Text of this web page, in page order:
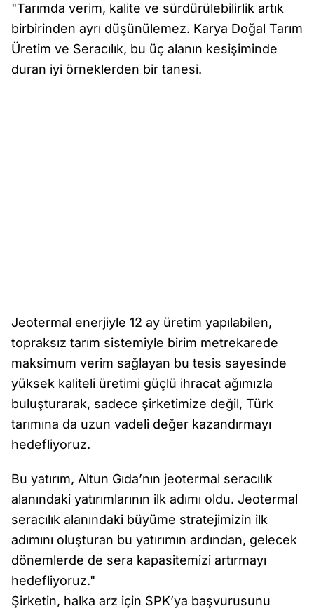
"Tarımda verim, kalite ve sürdürülebilirlik artık
birbirinden ayrı düşünülemez. Karya Doğal Tarım
Üretim ve Seracılık, bu üç alanın kesişiminde
duran iyi örneklerden bir tanesi.
Jeotermal enerjiyle 12 ay üretim yapılabilen,
topraksız tarım sistemiyle birim metrekarede
maksimum verim sağlayan bu tesis sayesinde
yüksek kaliteli üretimi güçlü ihracat ağımızla
buluşturarak, sadece şirketimize değil, Türk
tarımına da uzun vadeli değer kazandırmayı
hedefliyoruz.
Bu yatırım, Altun Gıda’nın jeotermal seracılık
alanındaki yatırımlarının ilk adımı oldu. Jeotermal
seracılık alanındaki büyüme stratejimizin ilk
adımını oluşturan bu yatırımın ardından, gelecek
dönemlerde de sera kapasitemizi artırmayı
hedefliyoruz."
Şirketin, halka arz için SPK’ya başvurusunu